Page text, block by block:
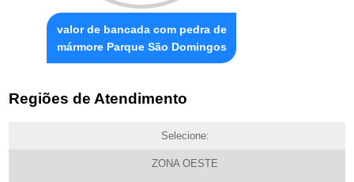
valor de bancada com pedra de
mármore Parque São Domingos
Regiões de Atendimento
Selecione:
ZONA OESTE